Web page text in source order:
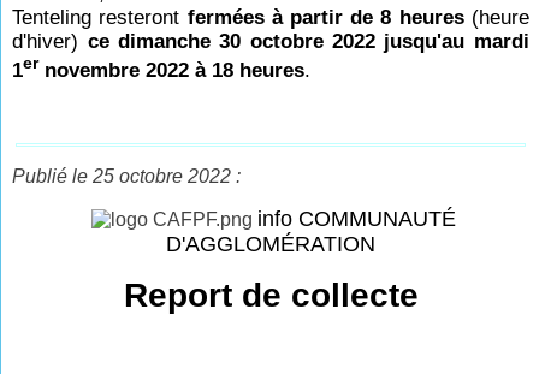
Tenteling resteront fermées à partir de 8 heures (heure
d'hiver) ce dimanche 30 octobre 2022 jusqu'au mardi
1er novembre 2022 à 18 heures.
Publié le 25 octobre 2022 :
info COMMUNAUTÉ
D'AGGLOMÉRATION
Report de collecte